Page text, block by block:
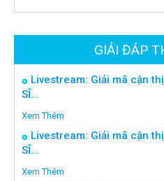
GIẢI ĐÁP
Livestream: Giải mã cận thị
SĨ...
Xem Thêm
Livestream: Giải mã cận thị
SĨ...
Xem Thêm